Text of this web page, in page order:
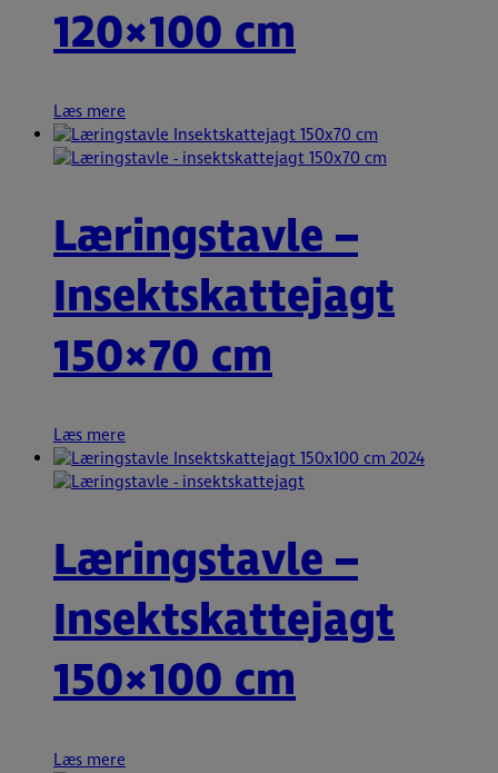
120×100 cm
Læs mere
Læringstavle –
Insektskattejagt
150×70 cm
Læs mere
Læringstavle –
Insektskattejagt
150×100 cm
Læs mere